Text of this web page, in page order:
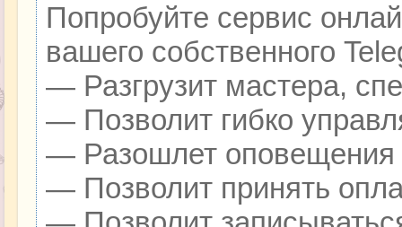
Попробуйте сервис
вашего собственного
— Разгрузит мастера,
— Позволит гибко
— Разошлет оповещения
— Позволит принять